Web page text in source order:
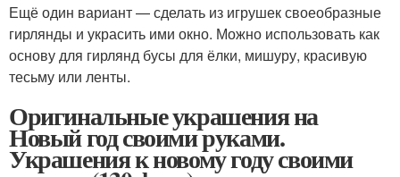
Ещё один вариант — сделать из игрушек своеобразные
гирлянды и украсить ими окно. Можно использовать как
основу для гирлянд бусы для ёлки, мишуру, красивую
тесьму или ленты.
Оригинальные украшения на
Новый год своими руками.
Украшения к новому году своими